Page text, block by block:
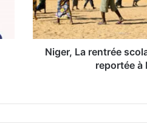
Niger, La rentrée
reportée à